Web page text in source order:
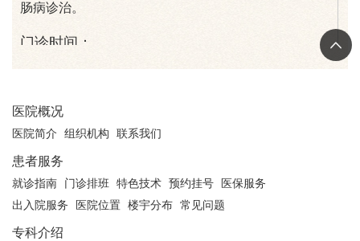
肠病诊治。
门诊时间：
医院概况
医院简介 组织机构 联系我们
患者服务
就诊指南 门诊排班 特色技术 预约挂号
医保服务
出入院服务
医院位置 楼宇分布 常见问题
专科介绍